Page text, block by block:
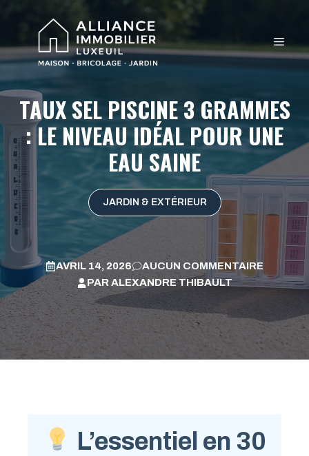
contenu
TAUX SEL PISCINE 3 GRAMMES
: LE NIVEAU IDÉAL POUR UNE
EAU SAINE
JARDIN & EXTÉRIEUR
AVRIL 14, 2026
AUCUN COMMENTAIRE
PARALEXANDRE THIBAULT
L’essentiel en 30